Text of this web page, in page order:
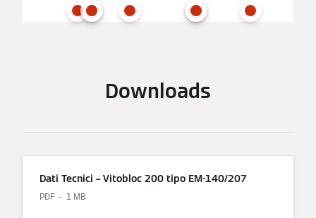
Downloads
Dati Tecnici – Vitobloc 200 tipo EM-140/207
PDF 1 MB